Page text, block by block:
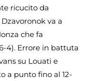
ricucito da
va a
che fa
4). Errore in battuta
su Louati e
a punto fino al 12-